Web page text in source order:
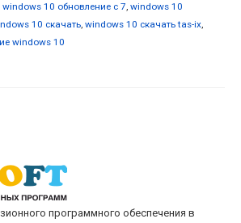
windows 10 обновление с 7, windows 10
10 скачать, windows 10 скачать tas-ix,
windows 10
программного обеспечения в